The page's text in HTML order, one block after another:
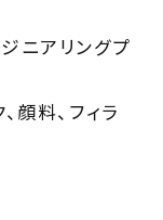
ニアリングプ
顔料、フィラ